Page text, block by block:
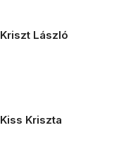
Kriszt László
Kiss Kriszta